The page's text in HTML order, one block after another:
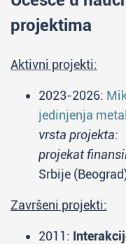
projektima
Aktivni projekti:
2023-2026:
jedinjenja
vrsta projekta:
projekat
Srbije
Završeni projekti:
2011: